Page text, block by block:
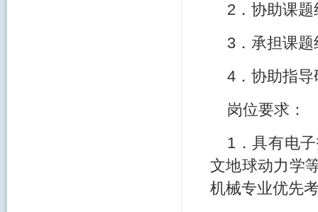
2．协助课
3．承担课
4．协助指
岗位要求：
1．具有电
文地球动力学
机械专业优先